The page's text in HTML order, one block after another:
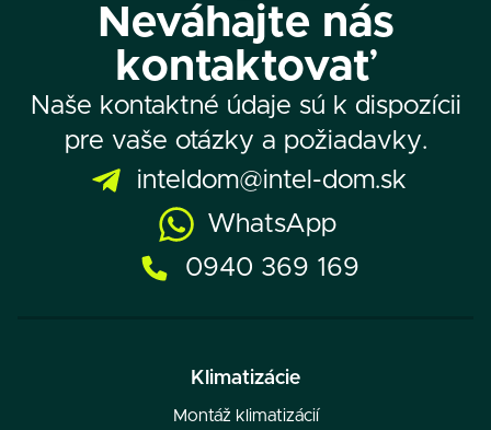
Neváhajte nás
kontaktovať
Naše kontaktné údaje sú k dispozícii
pre vaše otázky a požiadavky.
inteldom@intel-dom.sk
WhatsApp
0940 369 169
Klimatizácie
Montáž klimatizácií